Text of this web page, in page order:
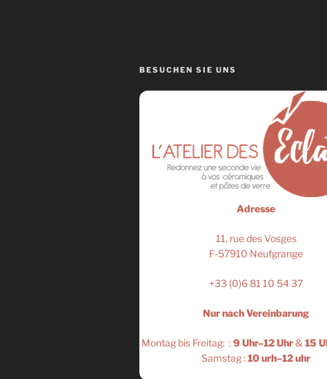
BESUCHEN SIE UNS
Adresse
11, rue des Vosges
F-57910 Neufgrange
+33 (0)6 81 10 54 37
Nur nach Vereinbarung
Montag bis Freitag: :9 Uhr–12 Uhr&15
Samstag :10 urh–12 uhr